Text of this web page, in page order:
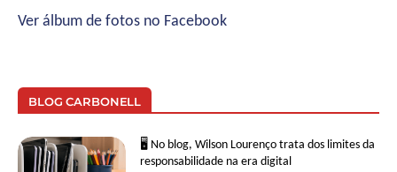
Ver álbum de fotos no Facebook
BLOG CARBONELL
🖥 No blog, Wilson Lourenço trata dos limites da
responsabilidade na era digital